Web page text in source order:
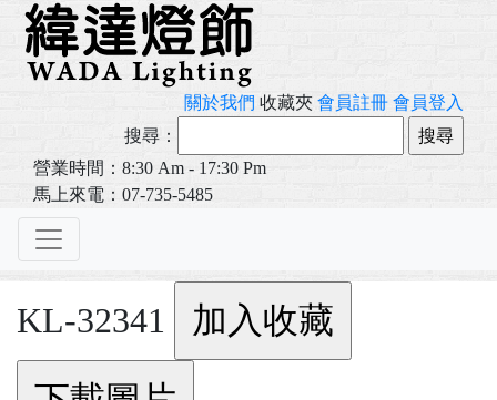
關於我們 收藏夾 會員註冊 會員登入
搜尋：
營業時間：8:30 Am - 17:30 Pm
馬上來電：07-735-5485
KL-32341